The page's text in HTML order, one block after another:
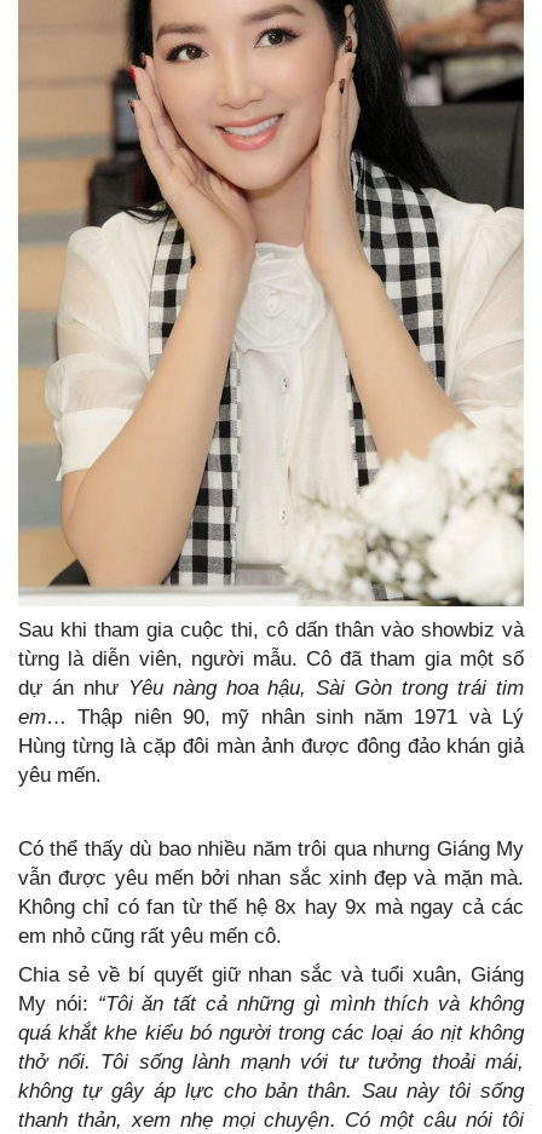
Sau khi tham gia cuộc thi, cô dấn thân vào showbiz và
từng là diễn viên, người mẫu. Cô đã tham gia một số
dự án như Yêu nàng hoa hậu, Sài Gòn trong trái tim
em… Thập niên 90, mỹ nhân sinh năm 1971 và Lý
Hùng từng là cặp đôi màn ảnh được đông đảo khán giả
yêu mến.
Có thể thấy dù bao nhiều năm trôi qua nhưng Giáng My
vẫn được yêu mến bởi nhan sắc xinh đẹp và mặn mà.
Không chỉ có fan từ thế hệ 8x hay 9x mà ngay cả các
em nhỏ cũng rất yêu mến cô.
Chia sẻ về bí quyết giữ nhan sắc và tuổi xuân, Giáng
My nói: “Tôi ăn tất cả những gì mình thích và không
quá khắt khe kiểu bó người trong các loại áo nịt không
thở nổi. Tôi sống lành mạnh với tư tưởng thoải mái,
không tự gây áp lực cho bản thân. Sau này tôi sống
thanh thản, xem nhẹ mọi chuyện. Có một câu nói tôi